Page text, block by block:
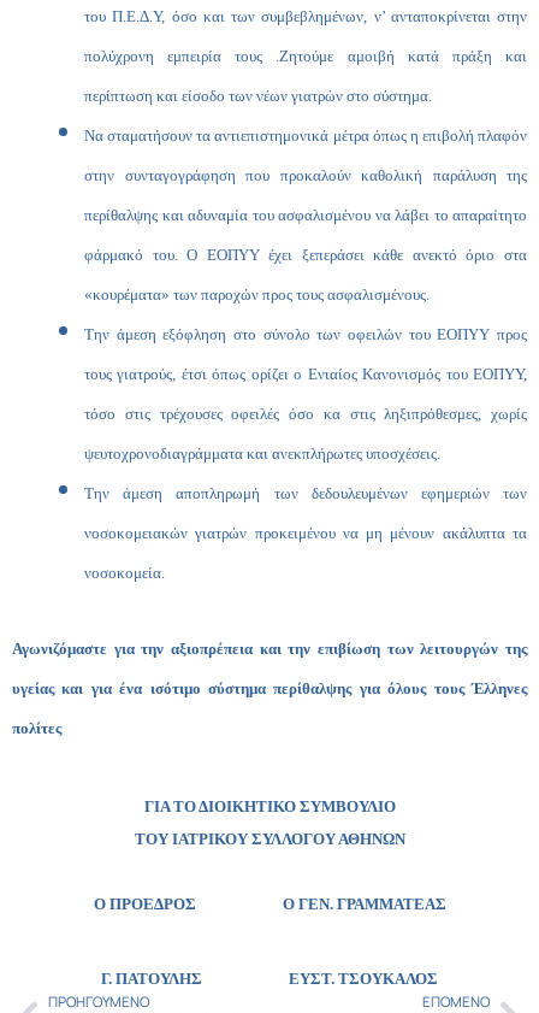
του Π.Ε.Δ.Υ, όσο και των συμβεβλημένων, ν’ ανταποκρίνεται στην
πολύχρονη εμπειρία τους .Ζητούμε αμοιβή κατά πράξη και
περίπτωση και είσοδο των νέων γιατρών στο σύστημα.
Να σταματήσουν τα αντιεπιστημονικά μέτρα όπως η επιβολή πλαφόν
στην συνταγογράφηση που προκαλούν καθολική παράλυση της
περίθαλψης και αδυναμία του ασφαλισμένου να λάβει το απαραίτητο
φάρμακό του. Ο ΕΟΠΥΥ έχει ξεπεράσει κάθε ανεκτό όριο στα
«κουρέματα» των παροχών προς τους ασφαλισμένους.
Την άμεση εξόφληση στο σύνολο των οφειλών του ΕΟΠΥΥ προς
τους γιατρούς, έτσι όπως ορίζει ο Ενιαίος Κανονισμός του ΕΟΠΥΥ,
τόσο στις τρέχουσες οφειλές όσο κα στις ληξιπρόθεσμες, χωρίς
ψευτοχρονοδιαγράμματα και ανεκπλήρωτες υποσχέσεις.
Την άμεση αποπληρωμή των δεδουλευμένων εφημεριών των
νοσοκομειακών γιατρών προκειμένου να μη μένουν ακάλυπτα τα
νοσοκομεία.
Αγωνιζόμαστε για την αξιοπρέπεια και την επιβίωση των λειτουργών της
υγείας και για ένα ισότιμο σύστημα περίθαλψης για όλους τους Έλληνες
πολίτες
ΓΙΑ ΤΟ ΔΙΟΙΚΗΤΙΚΟ ΣΥΜΒΟΥΛΙΟ
ΤΟΥ ΙΑΤΡΙΚΟΥ ΣΥΛΛΟΓΟΥ ΑΘΗΝΩΝ
Ο ΠΡΟΕΔΡΟΣ Ο ΓΕΝ. ΓΡΑΜΜΑΤΕΑΣ
Γ. ΠΑΤΟΥΛΗΣ ΕΥΣΤ. ΤΣΟΥΚΑΛΟΣ
ΠΡΟΗΓΟΎΜΕΝΟ ΕΠΌΜΕΝΟ